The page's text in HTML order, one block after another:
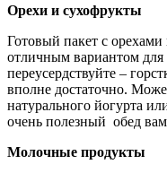
Орехи и сухофрукты
Готовый пакет с
отличным вариантом для
переусердствуйте –
вполне достаточно.
натурального йогурта
очень полезный обед
Молочные продукты